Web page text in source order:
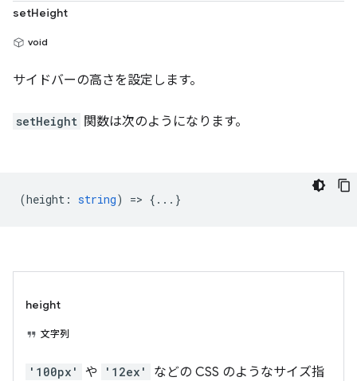
setHeight
void
サイドバーの高さを設定します。
setHeight 関数は次のようになります。
(height : string) => {...}
height
文字列
'100px' や '12ex'
などの CSS のようなサイズ指